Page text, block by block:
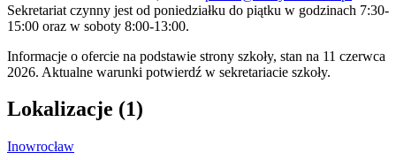
Sekretariat czynny jest od poniedziałku do piątku w godzinach 7:30-
15:00 oraz w soboty 8:00-13:00.
Informacje o ofercie na podstawie strony szkoły, stan na 11 czerwca
2026. Aktualne warunki potwierdź w sekretariacie szkoły.
Lokalizacje (1)
Inowrocław